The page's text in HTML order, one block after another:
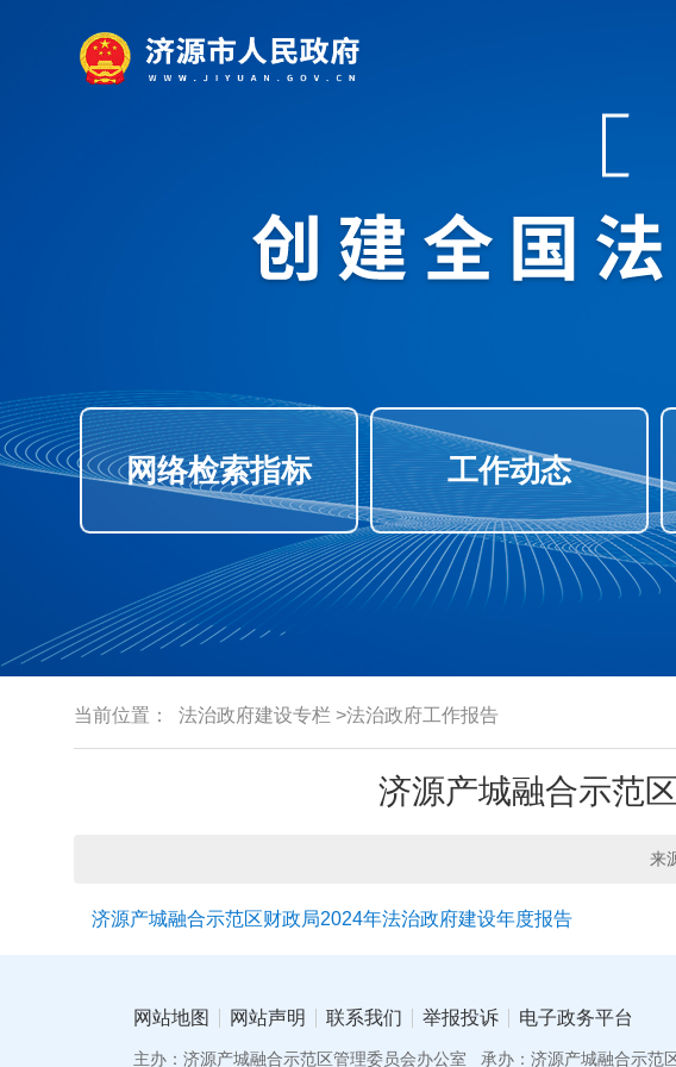
网络检索指标 工作动态
当前位置： 法治政府建设专栏 >法治政府工作报告
济源产城融合示范
来
济源产城融合示范区财政局2024年法治政府建设年度报告
网站地图 网站声明 联系我们 举报投诉 电子政务平台
主办：济源产城融合示范区管理委员会办公室 承办：济源产城融合示范